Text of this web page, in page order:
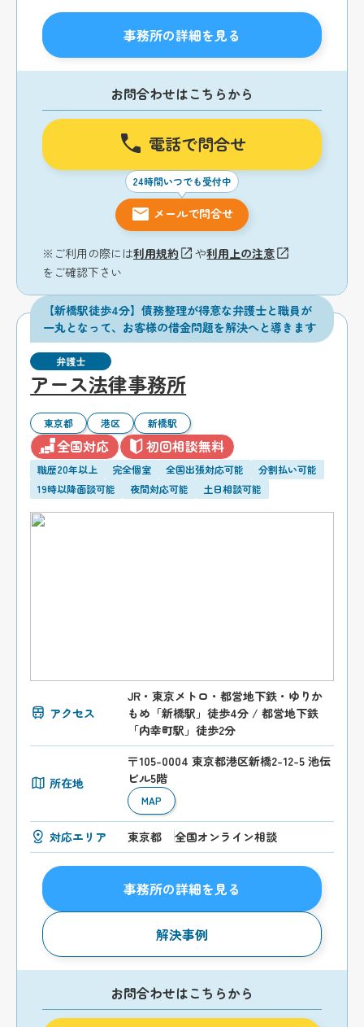
事務所の詳細を見る
お問合わせはこちらから
電話で問合せ
24時間いつでも受付中
メールで問合せ
※ご利用の際には利用規約 や利用上の注意
をご確認下さい
【新橋駅徒歩4分】債務整理が得意な弁護士と職員が
一丸となって、お客様の借金問題を解決へと導きます
弁護士
アース法律事務所
東京都 港区 新橋駅
全国対応 初回相談無料
職歴20年以上 完全個室 全国出張対応可能
分割払い可能
19時以降面談可能
夜間対応可能 土日相談可能
アクセス
JR・東京メトロ・都営地下鉄・ゆりか
もめ「新橋駅」徒歩4分 / 都営地下鉄
「内幸町駅」徒歩2分
所在地
〒105-0004 東京都港区新橋2-12-5 池伝
ビル5階
MAP
対応エリア 東京都 全国オンライン相談
事務所の詳細を見る
解決事例
お問合わせはこちらから